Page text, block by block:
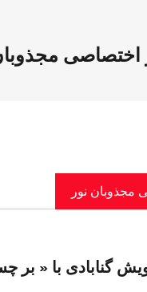
اختصاصی
مجذوبان نور
گنابادی با «